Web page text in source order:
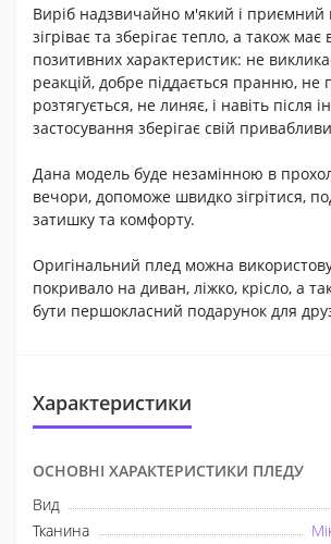
Виріб надзвичайно м'який і приємний
зігріває та зберігає тепло, а також має
позитивних характеристик: не
реакцій, добре піддається пранню, не
розтягується, не линяє, і навіть після
застосування зберігає свій
Дана модель буде незамінною в
вечори, допоможе швидко зігрітися,
затишку та комфорту.
Оригінальний плед можна
покривало на диван, ліжко, крісло, а
бути першокласний подарунок для
Характеристики
ОСНОВНІ ХАРАКТЕРИСТИКИ ПЛЕДУ
Вид
Тканина